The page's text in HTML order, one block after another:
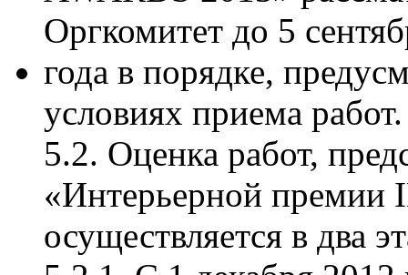
Оргкомитет до 5
года в порядке,
условиях приема работ.
5.2. Оценка работ,
«Интерьерной премии
осуществляется в два